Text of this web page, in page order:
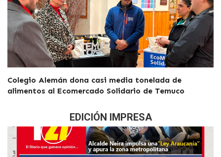
Colegio Alemán dona casi media tonelada de
alimentos al Ecomercado Solidario de Temuco
EDICIÓN IMPRESA